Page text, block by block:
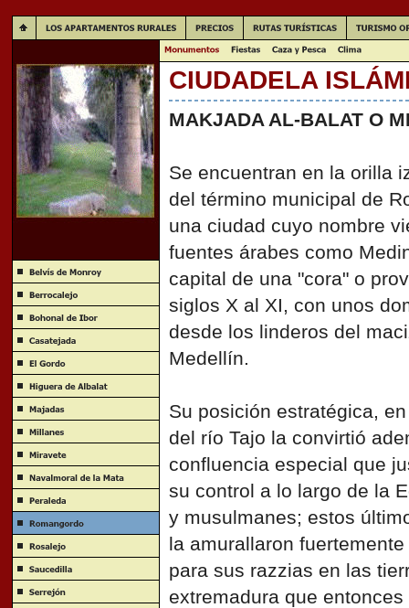
CIUDADELA
MAKJADA AL-BALAT O
Se encuentran en la orilla
del término municipal de
una ciudad cuyo nombre
fuentes árabes como
capital de una "cora" o
siglos X al XI, con unos
desde los linderos del
Medellín.
Su posición estratégica,
del río Tajo la convirtió
confluencia especial que
su control a lo largo de la
y musulmanes; estos
la amurallaron
para sus razzias en las
extremadura que